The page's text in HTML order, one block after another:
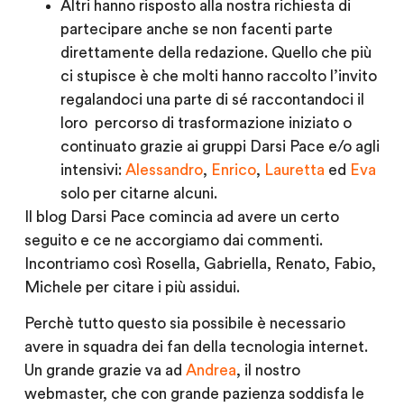
Altri hanno risposto alla nostra richiesta di
partecipare anche se non facenti parte
direttamente della redazione. Quello che più
ci stupisce è che molti hanno raccolto l’invito
regalandoci una parte di sé raccontandoci il
loro percorso di trasformazione iniziato o
continuato grazie ai gruppi Darsi Pace e/o agli
intensivi: Alessandro, Enrico, Lauretta ed Eva
solo per citarne alcuni.
Il blog Darsi Pace comincia ad avere un certo
seguito e ce ne accorgiamo dai commenti.
Incontriamo così Rosella, Gabriella, Renato, Fabio,
Michele per citare i più assidui.
Perchè tutto questo sia possibile è necessario
avere in squadra dei fan della tecnologia internet.
Un grande grazie va ad Andrea, il nostro
webmaster, che con grande pazienza soddisfa le